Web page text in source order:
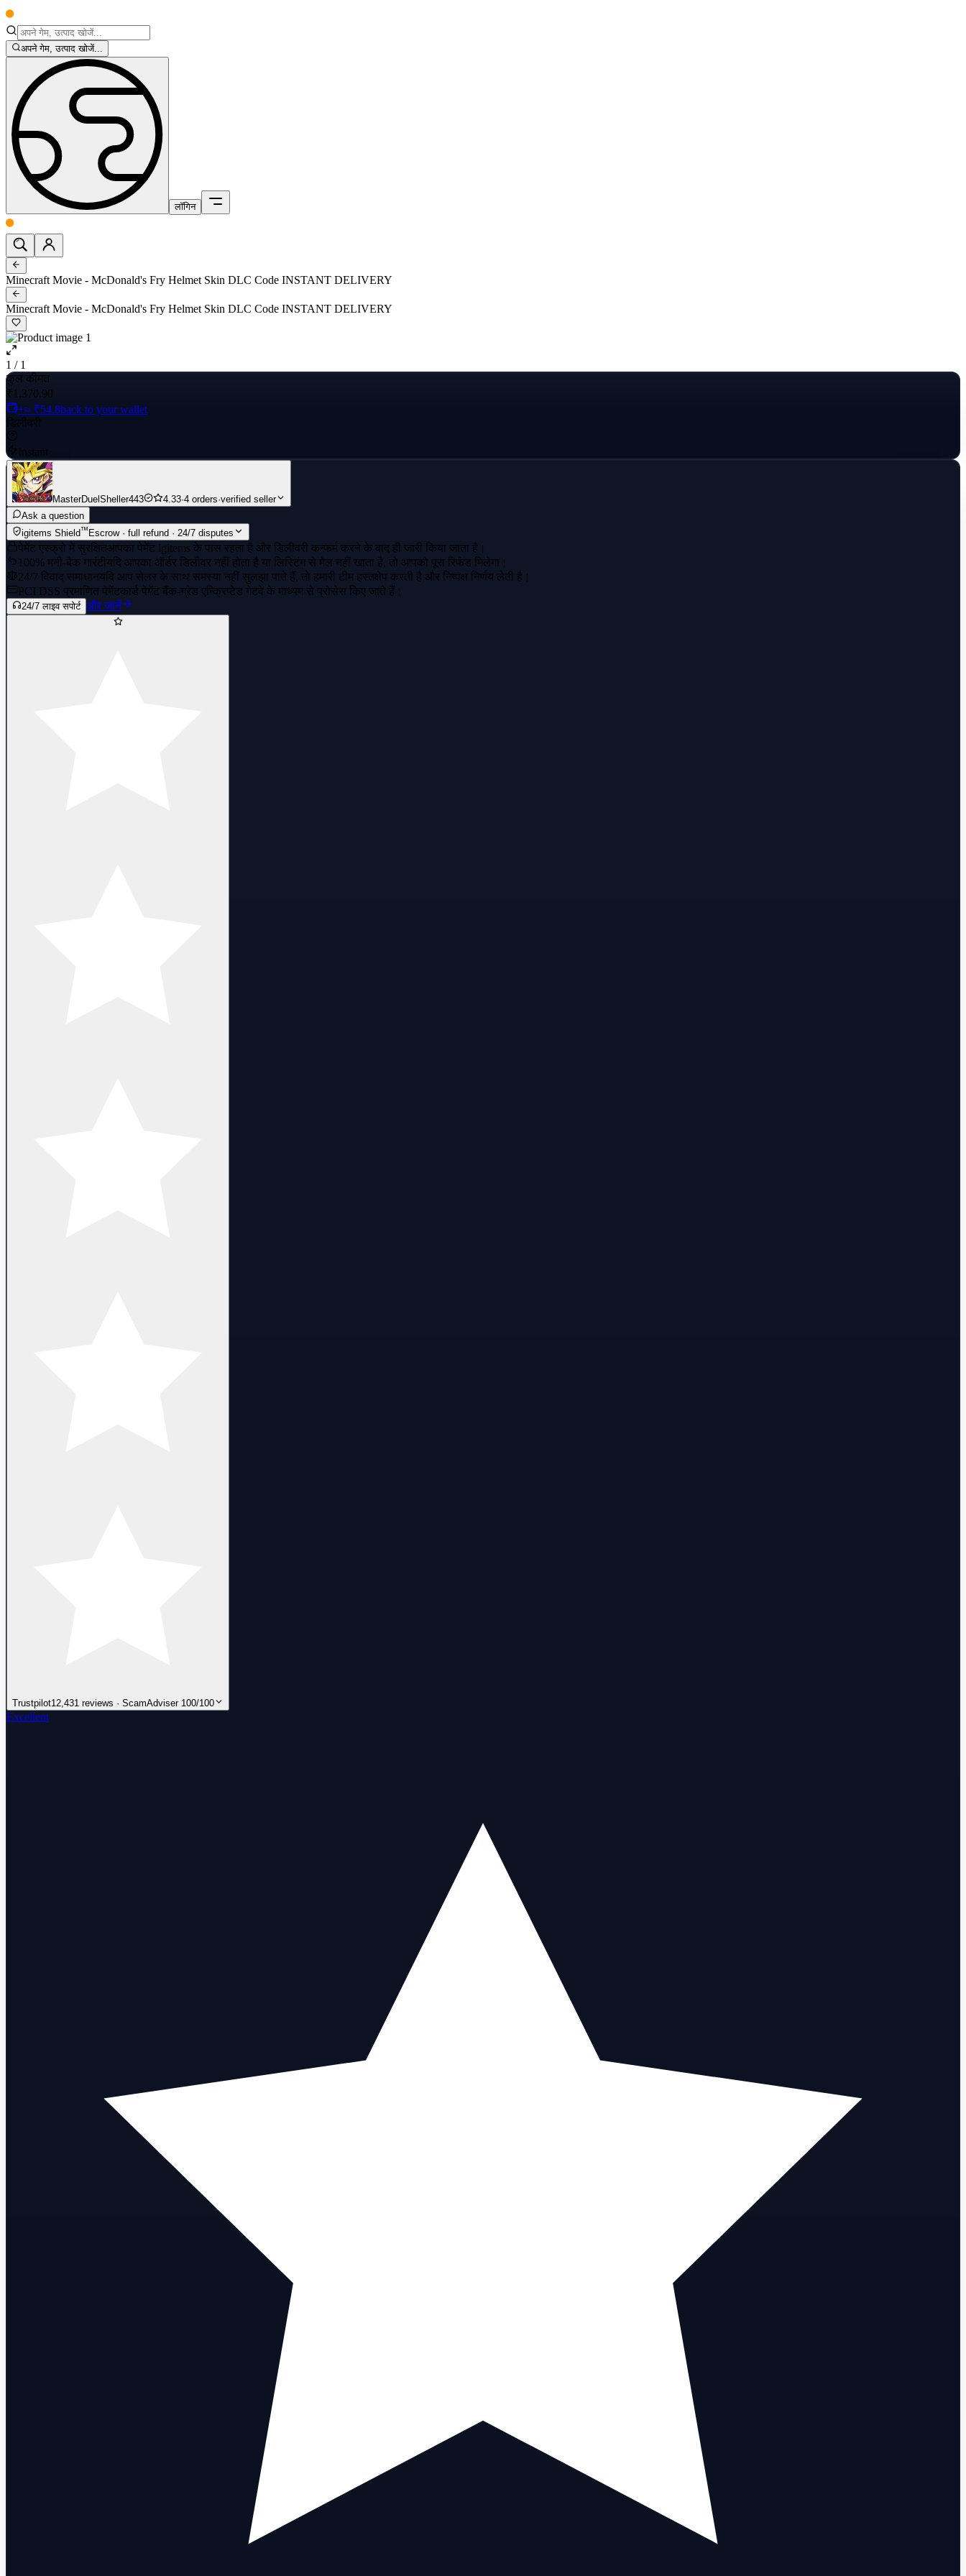
अपने गेम, उत्पाद खोजें...
लॉगिन
Minecraft Movie - McDonald's Fry Helmet Skin DLC Code INSTANT DELIVERY
Minecraft Movie - McDonald's Fry Helmet Skin DLC Code INSTANT DELIVERY
1 / 1
कुल कीमत
₹1,370.90
+≈ ₹54.8back to your wallet
डिलीवरी
Instant
MasterDuelSheller443 4.33·4 orders·verified seller
Ask a question
igitems Shield™Escrow · full refund · 24/7 disputes
पेमेंट एस्क्रो में सुरक्षितआपका पेमेंट igitems के पास रहता है और डिलीवरी कन्फर्म करने के बाद ही जारी किया जाता है।
100% मनी-बैक गारंटीयदि आपका ऑर्डर डिलीवर नहीं होता है या लिस्टिंग से मेल नहीं खाता है, तो आपको पूरा रिफंड मिलेगा।
24/7 विवाद समाधानयदि आप सेलर के साथ समस्या नहीं सुलझा पाते हैं, तो हमारी टीम हस्तक्षेप करती है और निष्पक्ष निर्णय लेती है।
PCI DSS प्रमाणित पेमेंटकार्ड पेमेंट बैंक-ग्रेड एन्क्रिप्टेड गेटवे के माध्यम से प्रोसेस किए जाते हैं।
24/7 लाइव सपोर्ट और जानें
Trustpilot12,431 reviews · ScamAdviser 100/100
Excellent